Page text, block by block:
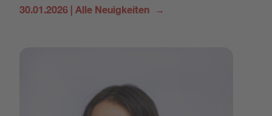
30.01.2026 Alle Neuigkeiten